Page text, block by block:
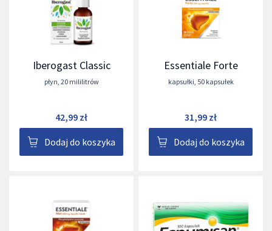
Iberogast Classic
płyn 20 mililitrów
42,99 zł
Dodaj do koszyka
Essentiale Forte
kapsułki 50 kapsułek
31,99 zł
Dodaj do koszyka